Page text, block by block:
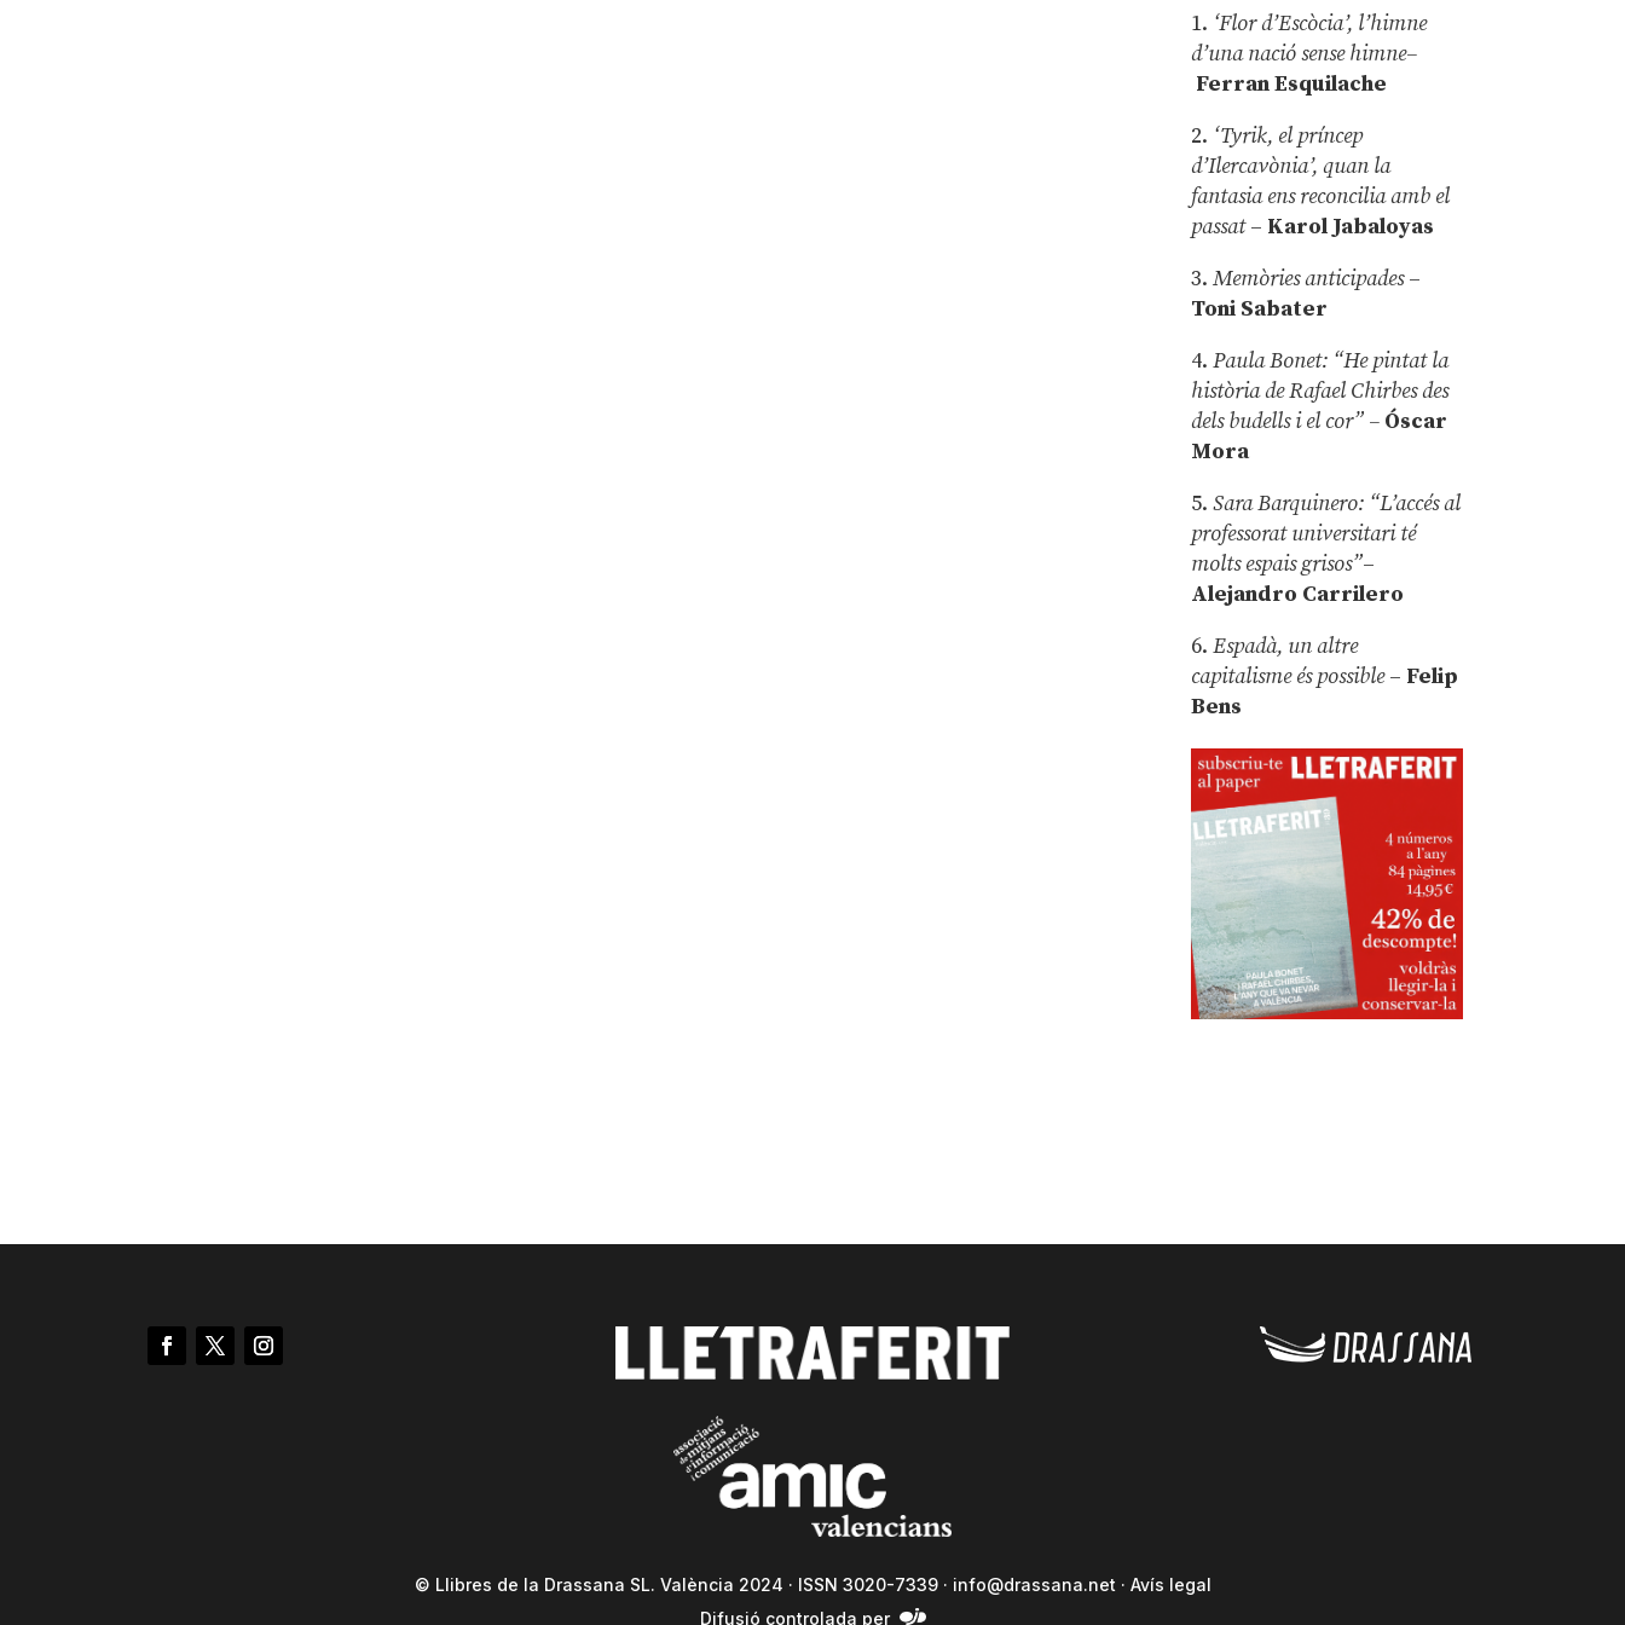
1. ‘Flor d’Escòcia’, l’himne
d’una nació sense himne–
Ferran Esquilache
2. ‘Tyrik, el príncep
d’Ilercavònia’, quan la
fantasia ens reconcilia amb el
passat– Karol Jabaloyas
3.Memòries anticipades–
Toni Sabater
4.Paula Bonet: “He pintat la
història de Rafael Chirbes des
dels budells i el cor” – Óscar
Mora
5.Sara Barquinero: “L’accés al
professorat universitari té
molts espais grisos”–
Alejandro Carrilero
6.Espadà, un altre
capitalisme és possible – Felip
Bens
© Llibres de la Drassana SL. València 2024 · ISSN 3020-7339 · info@drassana.net · Avís legal
Difusió controlada per